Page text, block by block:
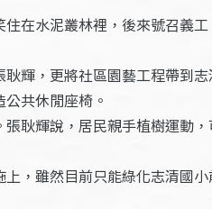
在水泥叢林裡，後來號召義
輝，更將社區園藝工程帶到
共休閒座椅。
耿輝說，居民親手植樹運動
，雖然目前只能綠化志清國